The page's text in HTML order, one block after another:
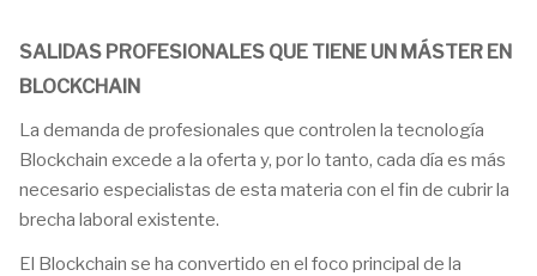
SALIDAS PROFESIONALES QUE TIENE UN MÁSTER EN
BLOCKCHAIN
La demanda de profesionales que controlen la tecnología
Blockchain excede a la oferta y, por lo tanto, cada día es más
necesario especialistas de esta materia con el fin de cubrir la
brecha laboral existente.
El Blockchain se ha convertido en el foco principal de la